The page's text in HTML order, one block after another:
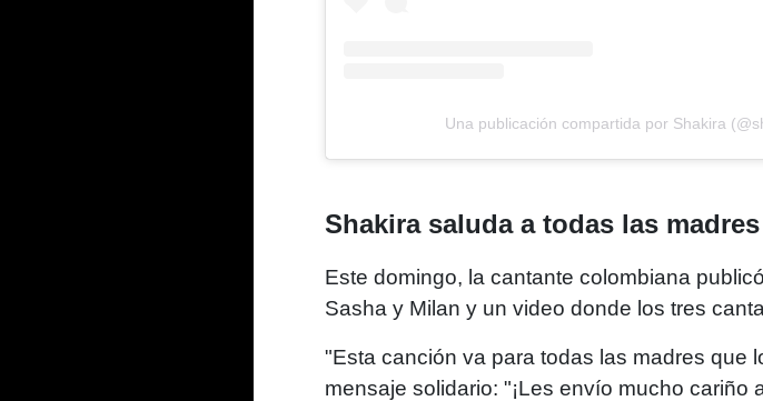
Una publicación compartida por Shakira
Shakira saluda a todas las madres
Este domingo, la cantante colombiana
Sasha y Milan y un video donde los tres
"Esta canción va para todas las madres que
mensaje solidario: "¡Les envío mucho